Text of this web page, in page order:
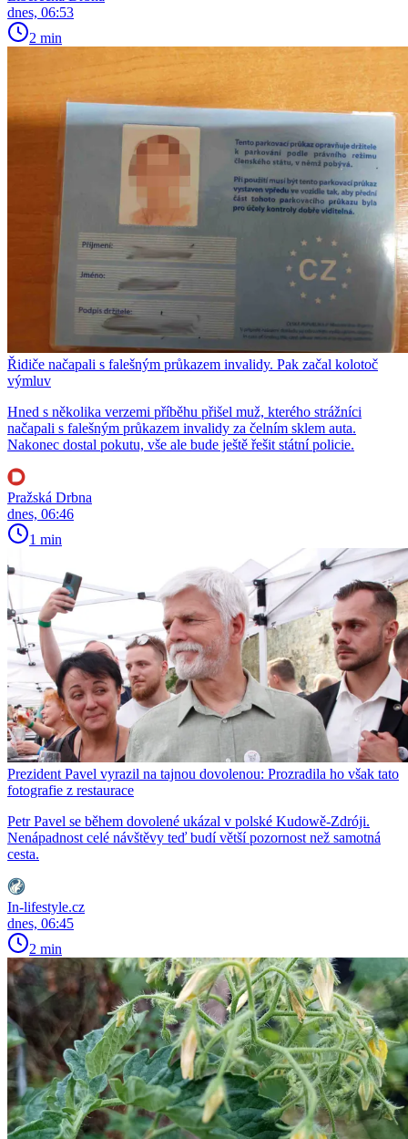
dnes, 06:53
2 min
Řidiče načapali s falešným průkazem invalidy. Pak začal kolotoč
výmluv
Hned s několika verzemi příběhu přišel muž, kterého strážníci
načapali s falešným průkazem invalidy za čelním sklem auta.
Nakonec dostal pokutu, vše ale bude ještě řešit státní policie.
Pražská Drbna
dnes, 06:46
1 min
Prezident Pavel vyrazil na tajnou dovolenou: Prozradila ho však tato
fotografie z restaurace
Petr Pavel se během dovolené ukázal v polské Kudowě-Zdróji.
Nenápadnost celé návštěvy teď budí větší pozornost než samotná
cesta.
In-lifestyle.cz
dnes, 06:45
2 min